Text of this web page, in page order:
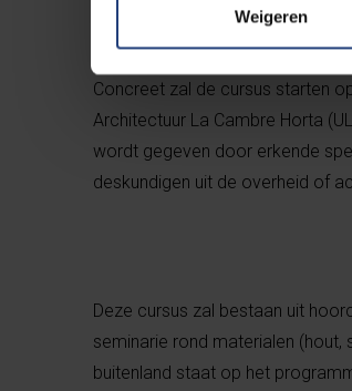
Weigeren
Concreet zal de cursus starten
Architectuur La Cambre Horta
wordt gegeven door erkende
deskundigen uit de overheid of
Deze cursus zal bestaan uit
seminarie rond materialen
buitenland staat op het